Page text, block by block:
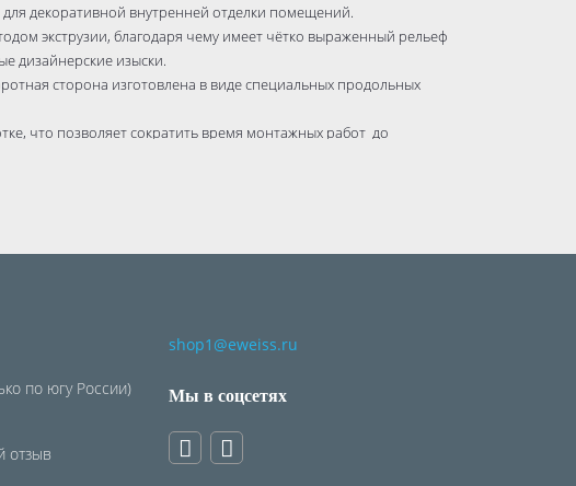
декоративной внутренней отделки помещений.
экструзии, благодаря чему имеет чётко выраженный рельеф
дизайнерские изыски.
сторона изготовлена в виде специальных продольных
что позволяет сократить время монтажных работ до
Каждый короб снабжён этикеткой с информацией о
по югу России)
отзыв
shop1@eweiss.ru
Мы в соцсетях